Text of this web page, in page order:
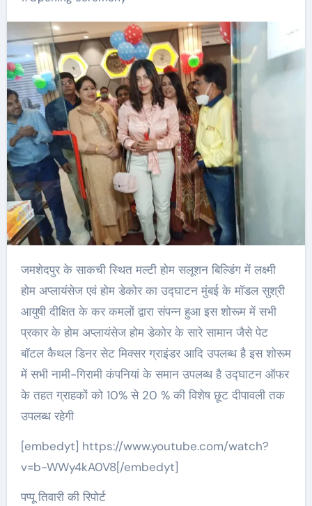
जमशेदपुर के साकची स्थित मल्टी होम सलूशन बिल्डिंग में लक्ष्मी
होम अप्लायंसेज एवं होम डेकोर का उद्घाटन मुंबई के मॉडल सुश्री
आयुषी दीक्षित के कर कमलों द्वारा संपन्न हुआ इस शोरूम में सभी
प्रकार के होम अप्लायंसेज होम डेकोर के सारे सामान जैसे पेट
बॉटल कैथल डिनर सेट मिक्सर ग्राइंडर आदि उपलब्ध है इस शोरूम
में सभी नामी-गिरामी कंपनियां के समान उपलब्ध है उद्घाटन ऑफर
के तहत ग्राहकों को 10% से 20 % की विशेष छूट दीपावली तक
उपलब्ध रहेगी
[embedyt] https://www.youtube.com/watch?
v=b-WWy4kA0V8[/embedyt]
पप्पू तिवारी की रिपोर्ट